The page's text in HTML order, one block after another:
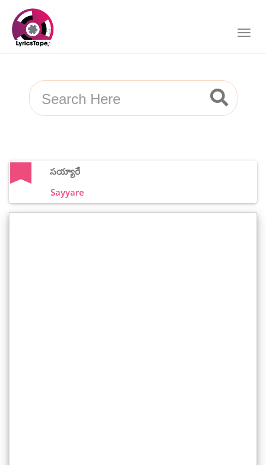
సయ్యారే
Sayyare